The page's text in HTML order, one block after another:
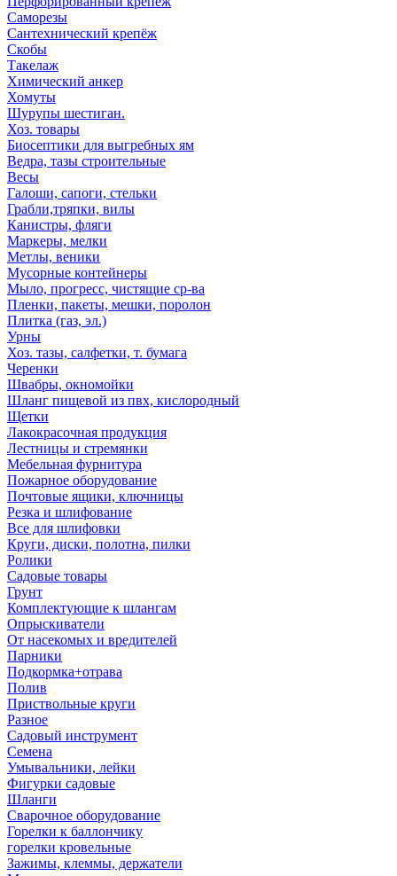
Саморезы
Сантехнический крепёж
Скобы
Такелаж
Химический анкер
Хомуты
Шурупы шестиган.
Хоз. товары
Биосептики для выгребных ям
Ведра, тазы строительные
Весы
Галоши, сапоги, стельки
Грабли,тряпки, вилы
Канистры, фляги
Маркеры, мелки
Метлы, веники
Мусорные контейнеры
Мыло, прогресс, чистящие ср-ва
Пленки, пакеты, мешки, поролон
Плитка (газ, эл.)
Урны
Хоз. тазы, салфетки, т. бумага
Черенки
Швабры, окномойки
Шланг пищевой из пвх, кислородный
Щетки
Лакокрасочная продукция
Лестницы и стремянки
Мебельная фурнитура
Пожарное оборудование
Почтовые ящики, ключницы
Резка и шлифование
Все для шлифовки
Круги, диски, полотна, пилки
Ролики
Садовые товары
Грунт
Комплектующие к шлангам
Опрыскиватели
От насекомых и вредителей
Парники
Подкормка+отрава
Полив
Приствольные круги
Разное
Садовый инструмент
Семена
Умывальники, лейки
Фигурки садовые
Шланги
Сварочное оборудование
Горелки к баллончику
горелки кровельные
Зажимы, клеммы, держатели